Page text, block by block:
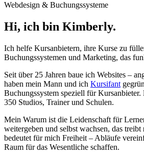
Webdesign & Buchungssysteme
Hi, ich bin Kimberly.
Ich helfe Kursanbietern, ihre Kurse zu
Buchungssystemen und Marketing, das
Seit über 25 Jahren baue ich Websites –
haben mein Mann und ich Kursifant
Buchungssystem speziell für Kursanbieter.
350 Studios, Trainer und Schulen.
Mein Warum ist die Leidenschaft für
weitergeben und selbst wachsen, das
bedeutet für mich Freiheit – Abläufe
Raum für das Wesentliche schaffen.